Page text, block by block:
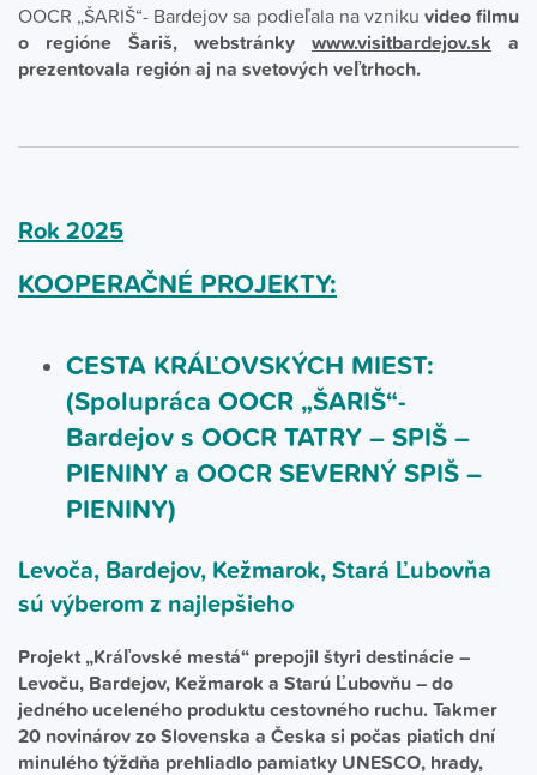
OOCR „ŠARIŠ“- Bardejov sa podieľala na vzniku video filmu
o regióne Šariš, webstránky www.visitbardejov.sk a
prezentovala región aj na svetových veľtrhoch.
Rok 2025
KOOPERAČNÉ PROJEKTY:
CESTA KRÁĽOVSKÝCH MIEST:
(Spolupráca OOCR „ŠARIŠ“-
Bardejov s OOCR TATRY – SPIŠ –
PIENINY a OOCR SEVERNÝ SPIŠ –
PIENINY)
Levoča, Bardejov, Kežmarok, Stará Ľubovňa
sú výberom z najlepšieho
Projekt „Kráľovské mestá“ prepojil štyri destinácie –
Levoču, Bardejov, Kežmarok a Starú Ľubovňu – do
jedného uceleného produktu cestovného ruchu. Takmer
20 novinárov zo Slovenska a Česka si počas piatich dní
minulého týždňa prehliadlo pamiatky UNESCO, hrady,